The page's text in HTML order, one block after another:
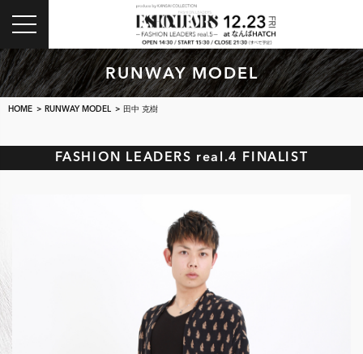
toggle
navigation
RUNWAY MODEL
HOME > RUNWAY MODEL > 田中 克樹
FASHION LEADERS real.4 FINALIST